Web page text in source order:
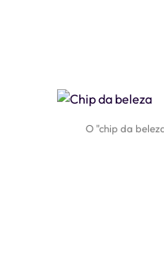
O "chip da